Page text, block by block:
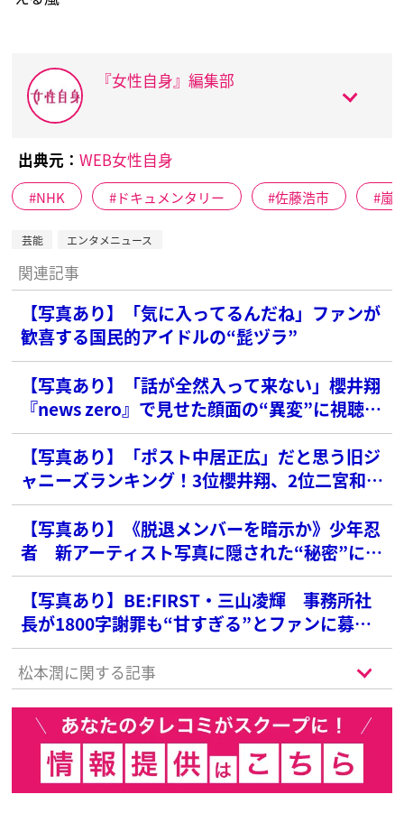
『女性自身』編集部
出典元： WEB女性自身
NHK ドキュメンタリー 佐藤浩市 嵐
芸能 エンタメニュース
関連記事
【写真あり】「気に入ってるんだね」ファンが
歓喜する国民的アイドルの“髭ヅラ”
【写真あり】「話が全然入って来ない」櫻井翔
『news zero』で見せた顔面の“異変”に視聴者
衝撃
【写真あり】「ポスト中居正広」だと思う旧ジ
ャニーズランキング！3位櫻井翔、2位二宮和也
を抑えた1位は？
【写真あり】《脱退メンバーを暗示か》少年忍
者 新アーティスト写真に隠された“秘密”にフ
ァン感激「泣きそう」
【写真あり】BE:FIRST・三山凌輝 事務所社
長が1800字謝罪も“甘すぎる”とファンに募る
不信感
松本潤に関する記事